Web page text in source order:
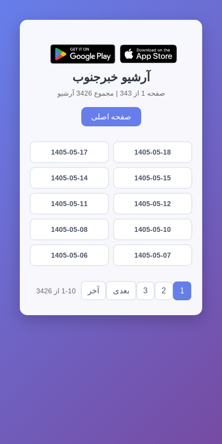
آرشیو خبرجنوب
صفحه 1 از 343 | مجموع 3426 آرشیو
صفحه اصلی
1405-05-18
1405-05-17
1405-05-15
1405-05-14
1405-05-12
1405-05-11
1405-05-10
1405-05-08
1405-05-07
1405-05-06
1
2
3 بعدی آخر 1-10 از 3426